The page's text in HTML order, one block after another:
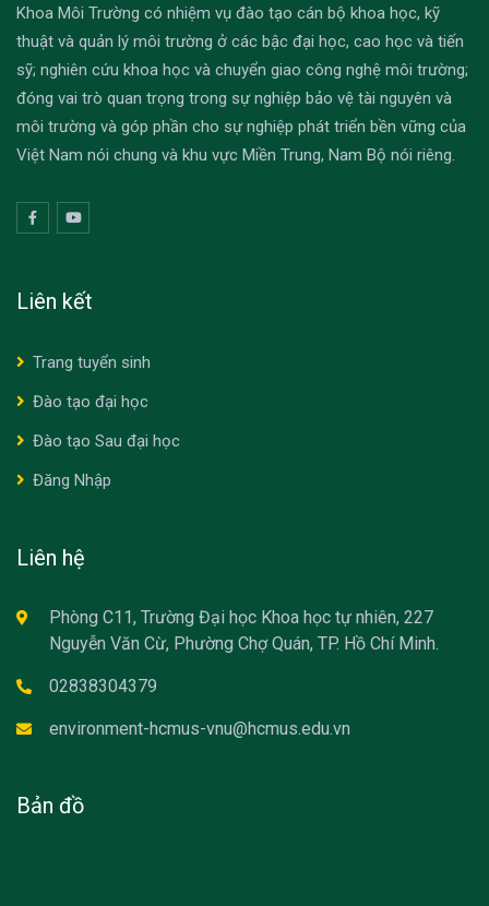
Khoa Môi Trường có nhiệm vụ đào tạo cán bộ khoa học, kỹ
thuật và quản lý môi trường ở các bậc đại học, cao học và tiến
sỹ; nghiên cứu khoa học và chuyển giao công nghệ môi trường;
đóng vai trò quan trọng trong sự nghiệp bảo vệ tài nguyên và
môi trường và góp phần cho sự nghiệp phát triển bền vững của
Việt Nam nói chung và khu vực Miền Trung, Nam Bộ nói riêng.
Liên kết
Trang tuyển sinh
Đào tạo đại học
Đào tạo Sau đại học
Đăng Nhập
Liên hệ
Phòng C11, Trường Đại học Khoa học tự nhiên, 227
Nguyễn Văn Cừ, Phường Chợ Quán, TP. Hồ Chí Minh.
02838304379
environment-hcmus-vnu@hcmus.edu.vn
Bản đồ